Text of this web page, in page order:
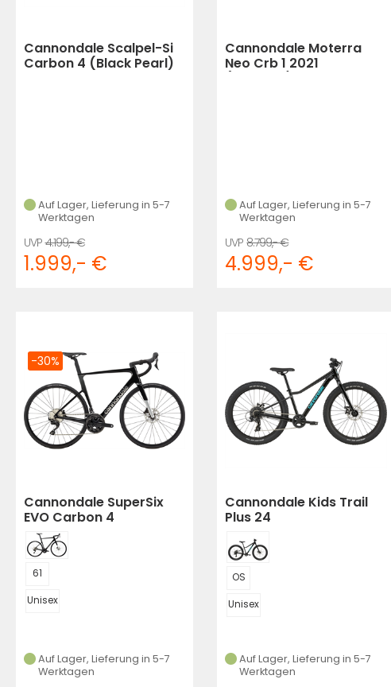
Cannondale Scalpel-Si
Carbon 4 (Black Pearl)
Auf Lager, Lieferung in 5-7
Werktagen
4.199,- €
1.999,- €
Cannondale Moterra
Neo Crb 1 2021
Auf Lager, Lieferung in 5-7
Werktagen
8.799,- €
4.999,- €
Cannondale SuperSix
EVO Carbon 4
61
Unisex
Auf Lager, Lieferung in 5-7
Werktagen
-30%
Cannondale Kids Trail
Plus 24
OS
Unisex
Auf Lager, Lieferung in 5-7
Werktagen